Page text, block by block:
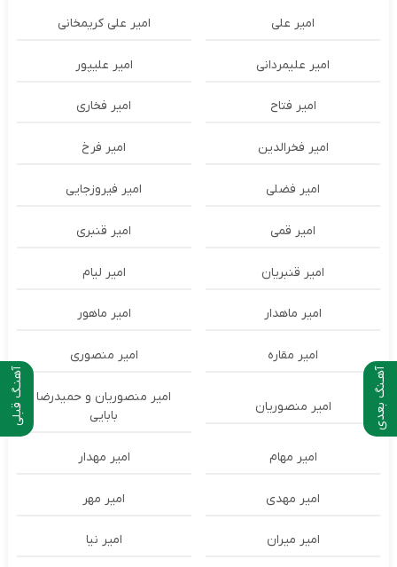
آهنـگ قبلی آهـنگ بعدی
امیر علی امیر علی کریمخانی
امیر علیمردانی امیر علیپور
امیر فتاح امیر فخاری
امیر فخرالدین امیر فرخ
امیر فضلی امیر فیروزجایی
امیر قمی امیر قنبری
امیر قنبریان امیر لیام
امیر ماهدار امیر ماهور
امیر مقاره امیر منصوری
امیر منصوریان
امیر منصوریان و حمیدرضا
بابایی
امیر مهام امیر مهدار
امیر مهدی امیر مهر
امیر میران امیر نیا